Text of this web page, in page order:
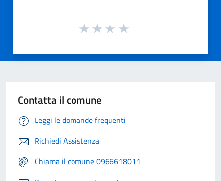
Contatta il comune
Leggi le domande frequenti
Richiedi Assistenza
Chiama il comune 0966618011